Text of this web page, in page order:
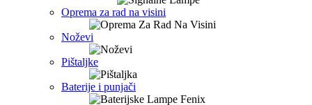
Oprema za rad na visini
Noževi
Pištaljke
Baterije i punjači